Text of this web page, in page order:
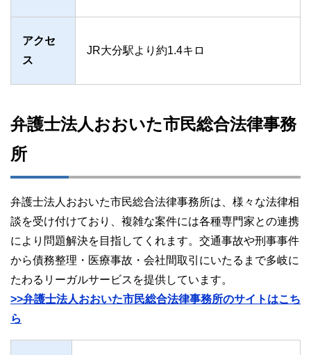
アクセ
ス
JR大分駅より約1.4キロ
弁護士法人おおいた市民総合法律事務
所
弁護士法人おおいた市民総合法律事務所は、様々な法律相
談を受け付けており、複雑な案件には各種専門家との連携
により問題解決を目指してくれます。交通事故や刑事事件
から債務整理・医療事故・会社間取引にいたるまで多岐に
たわるリーガルサービスを提供しています。
>>弁護士法人おおいた市民総合法律事務所のサイトはこち
ら